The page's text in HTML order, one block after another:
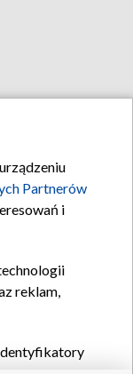
Partnerów
i
reklam,